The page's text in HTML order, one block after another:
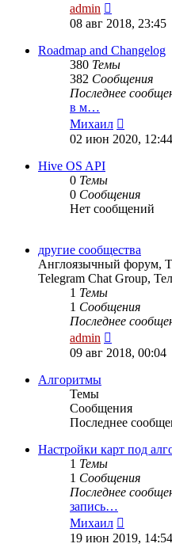
admin
к
сообщению
08 авг 2018, 23:45
Roadmap and Changelog
380 Темы
382 Сообщения
Последнее
в м…
Михаил
к
02 июн 2020, 12:44
Hive OS API
0 Темы
0 Сообщения
Нет сообщений
другие сообщества
Англоязычный форум,
Telegram Chat Group,
1 Темы
1 Сообщения
Последнее
admin
к
09 авг 2018, 00:04
Алгоритмы
Темы
Сообщения
Последнее
Настройки карт под
1 Темы
1 Сообщения
Последнее
запись…
Михаил
к
19 июн 2019, 14:54